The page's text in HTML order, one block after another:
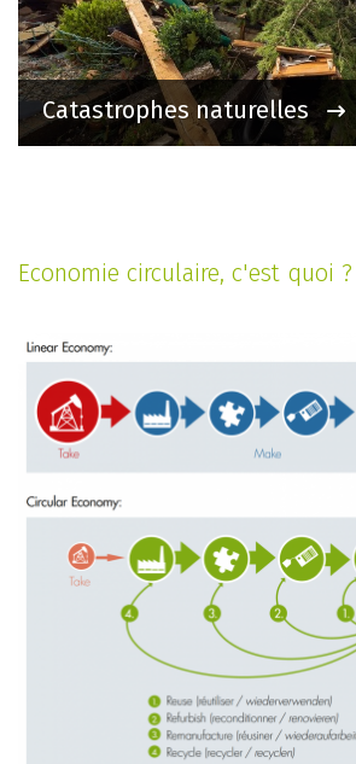
Catastrophes naturelles
Economie circulaire, c'est quoi ?